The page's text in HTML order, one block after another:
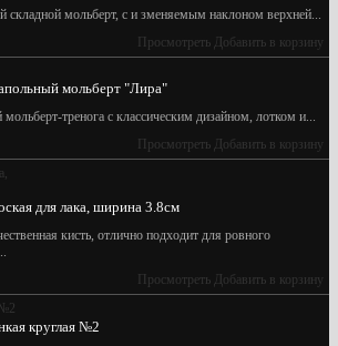
складной мольберт, с и зменяемым наклоном верхней...
Просмотреть Добавить в корзину
мольберт "Лира"
тренога с классическим дизайном, лотком и...
Просмотреть Добавить в корзину
для лака, ширина 3.8см
кисть, отлично подходит для ровного
Просмотреть Добавить в корзину
круглая №2